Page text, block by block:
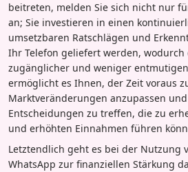
beitreten, melden Sie sich nicht nur
an; Sie investieren in einen
umsetzbaren Ratschlägen und
Ihr Telefon geliefert werden, wodurch
zugänglicher und weniger
ermöglicht es Ihnen, der Zeit voraus
Marktveränderungen anzupassen
Entscheidungen zu treffen, die zu
und erhöhten Einnahmen führen
Letztendlich geht es bei der Nutzung
WhatsApp zur finanziellen Stärkung